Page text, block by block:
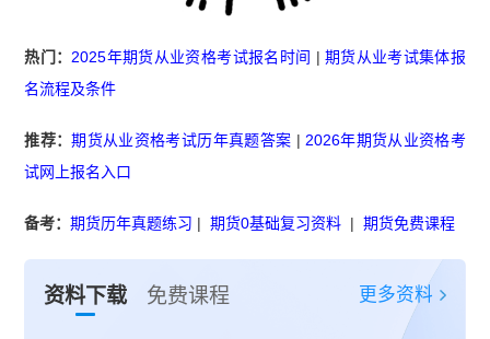
热门： 2025年期货从业资格考试报名时间 | 期货从业考试集体报
名流程及条件
推荐：期货从业资格考试历年真题答案 | 2026年期货从业资格考
试网上报名入口
备考：期货历年真题练习 |期货0基础复习资料 |期货免费课程
资料下载 免费课程 更多资料